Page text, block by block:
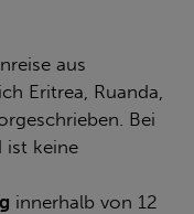
aus
Eritrea, Ruanda,
Bei
ist keine
innerhalb von 12